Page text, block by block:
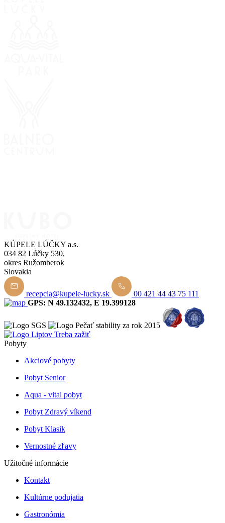
KÚPELE LÚČKY a.s.
034 82 Lúčky 530,
okres Ružomberok
Slovakia
recepcia@kupele-lucky.sk
00 421 44 43 75 111
GPS: N 49.132432, E 19.399128
Pobyty
Akciové pobyty
Pobyt Senior
Aqua - vital pobyt
Pobyt Zdravý víkend
Pobyt Klasik
Vernostné zľavy
Užitočné informácie
Kontakt
Kultúrne podujatia
Gastronómia